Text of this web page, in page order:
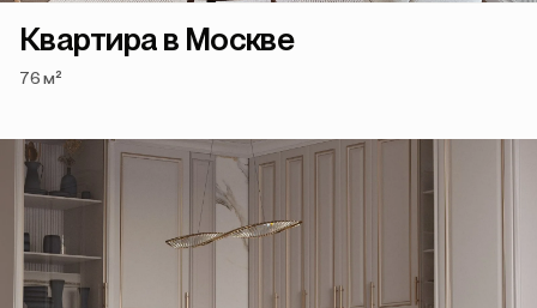
Квартира в Москве
76 м²